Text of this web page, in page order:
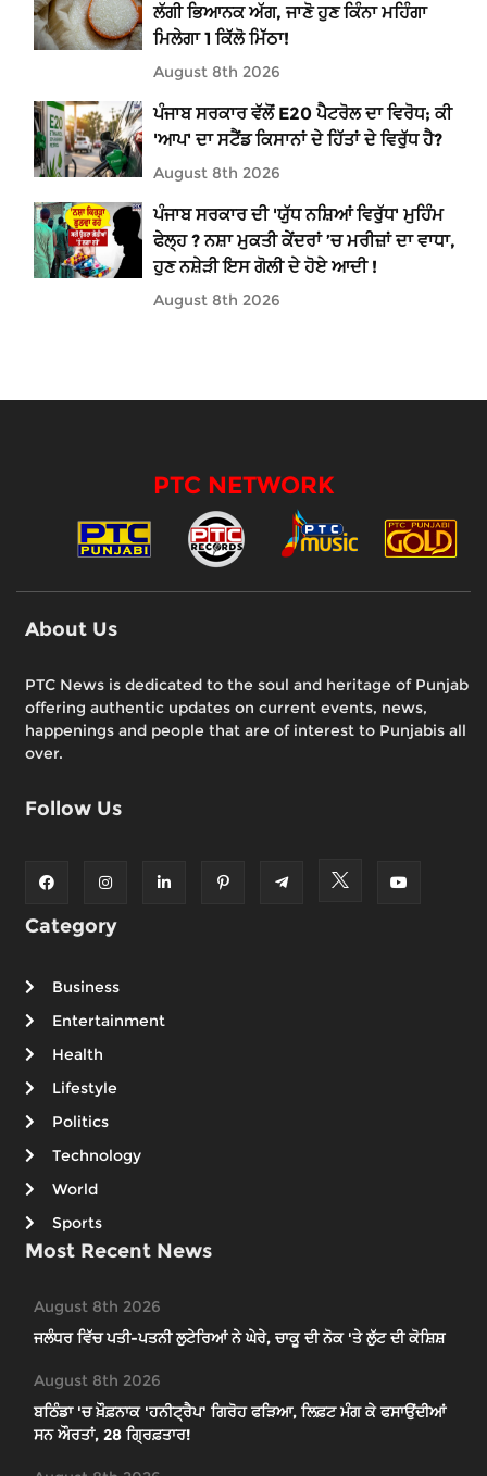
ਲੱਗੀ ਭਿਆਨਕ ਅੱਗ, ਜਾਣੋ ਹੁਣ ਕਿੰਨਾ ਮਹਿੰਗਾ
ਮਿਲੇਗਾ 1 ਕਿੱਲੋ ਮਿੱਠਾ!
August 8th 2026
ਪੰਜਾਬ ਸਰਕਾਰ ਵੱਲੋਂ E20 ਪੈਟਰੋਲ ਦਾ ਵਿਰੋਧ; ਕੀ
'ਆਪ' ਦਾ ਸਟੈਂਡ ਕਿਸਾਨਾਂ ਦੇ ਹਿੱਤਾਂ ਦੇ ਵਿਰੁੱਧ ਹੈ?
August 8th 2026
ਪੰਜਾਬ ਸਰਕਾਰ ਦੀ 'ਯੁੱਧ ਨਸ਼ਿਆਂ ਵਿਰੁੱਧ' ਮੁਹਿੰਮ
ਫੇਲ੍ਹ ? ਨਸ਼ਾ ਮੁਕਤੀ ਕੇਂਦਰਾਂ ’ਚ ਮਰੀਜ਼ਾਂ ਦਾ ਵਾਧਾ,
ਹੁਣ ਨਸ਼ੇੜੀ ਇਸ ਗੋਲੀ ਦੇ ਹੋਏ ਆਦੀ !
August 8th 2026
PTC NETWORK
About Us
PTC News is dedicated to the soul and heritage of Punjab
offering authentic updates on current events, news,
happenings and people that are of interest to Punjabis all
over.
Follow Us
Category
Business
Entertainment
Health
Lifestyle
Politics
Technology
World
Sports
Most Recent News
August 8th 2026
ਜਲੰਧਰ ਵਿੱਚ ਪਤੀ-ਪਤਨੀ ਲੁਟੇਰਿਆਂ ਨੇ ਘੇਰੇ, ਚਾਕੂ ਦੀ ਨੋਕ 'ਤੇ ਲੁੱਟ ਦੀ ਕੋਸ਼ਿਸ਼
August 8th 2026
ਬਠਿੰਡਾ 'ਚ ਖ਼ੌਫ਼ਨਾਕ 'ਹਨੀਟ੍ਰੈਪ' ਗਿਰੋਹ ਫੜਿਆ, ਲਿਫ਼ਟ ਮੰਗ ਕੇ ਫਸਾਉਂਦੀਆਂ
ਸਨ ਔਰਤਾਂ, 28 ਗ੍ਰਿਫ਼ਤਾਰ!